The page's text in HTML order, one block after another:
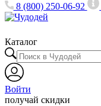
8 (800) 250-06-92
Каталог
Войти
получай скидки